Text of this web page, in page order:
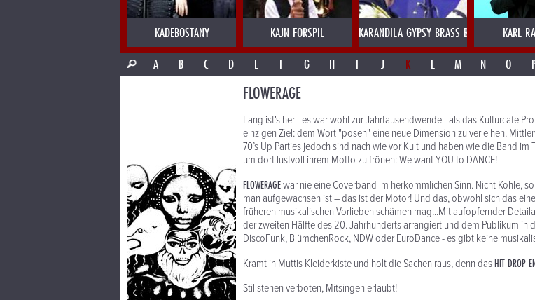
KADEBOSTANY KAJN FORSPIL KARANDILA GYPSY BRASS BULGARIENKARL
A
B C D E F G H I J K L M N O
FLOWERAGE
Lang ist's her - es war wohl zur Jahrtausendwende - als das Kulturcafe
einzigen Ziel: dem Wort "posen" eine neue Dimension zu verleihen.
70’s Up Parties jedoch sind nach wie vor Kult und haben wie die Band
um dort lustvoll ihrem Motto zu frönen: We want YOU to DANCE!
FLOWERAGEwar nie eine Coverband im herkömmlichen Sinn. Nicht Kohle,
man aufgewachsen ist – das ist der Motor! Und das, obwohl sich das
früheren musikalischen Vorlieben schämen mag...Mit aufopfernder
der zweiten Hälfte des 20. Jahrhunderts arrangiert und dem Publikum in
DiscoFunk, BlümchenRock, NDW oder EuroDance - es gibt keine
Kramt in Muttis Kleiderkiste und holt die Sachen raus, denn dasHIT DROP
Stillstehen verboten, Mitsingen erlaubt!